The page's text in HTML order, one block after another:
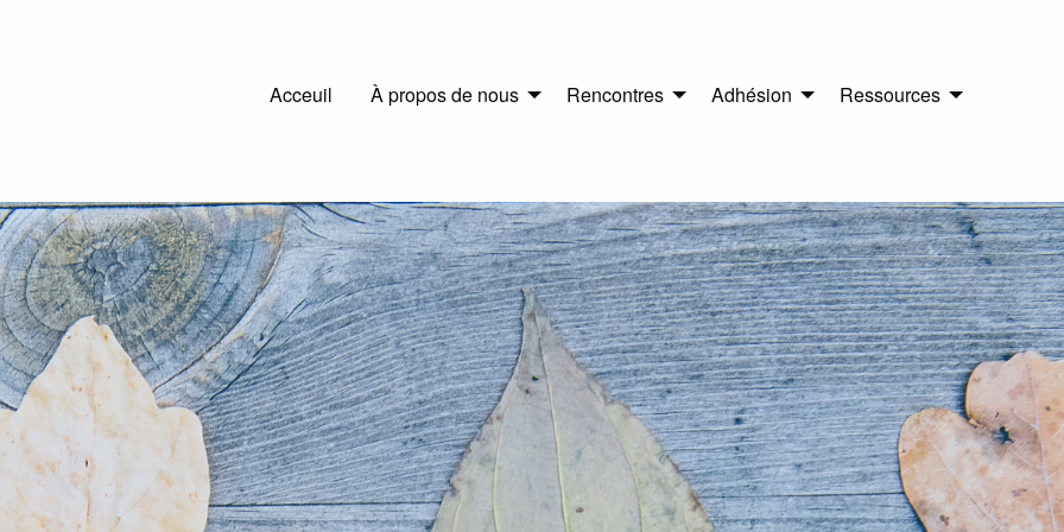
Main
Acceuil À propos de nous Rencontres Adhésion Ressources